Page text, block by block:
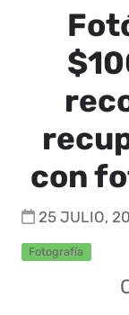
con
25 JULIO,
Fotografía